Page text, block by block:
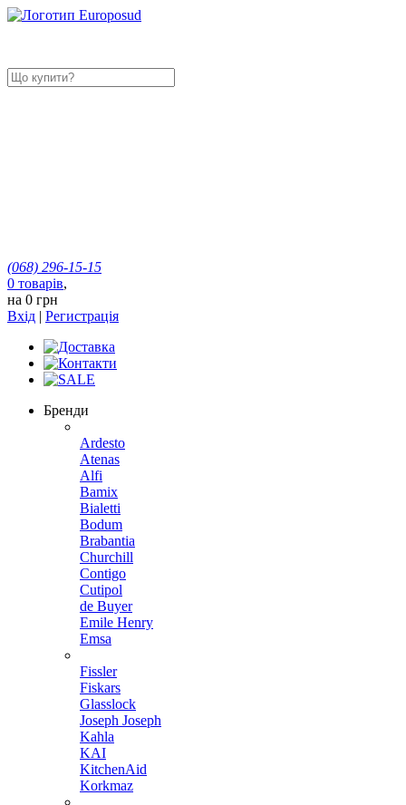
(068) 296-15-15
0 товарів,
на 0 грн
Вхід | Регистрація
Бренди
Ardesto
Atenas
Alfi
Bamix
Bialetti
Bodum
Brabantia
Churchill
Contigo
Cutipol
de Buyer
Emile Henry
Emsa
Fissler
Fiskars
Glasslock
Joseph Joseph
Kahla
KAI
KitchenAid
Korkmaz